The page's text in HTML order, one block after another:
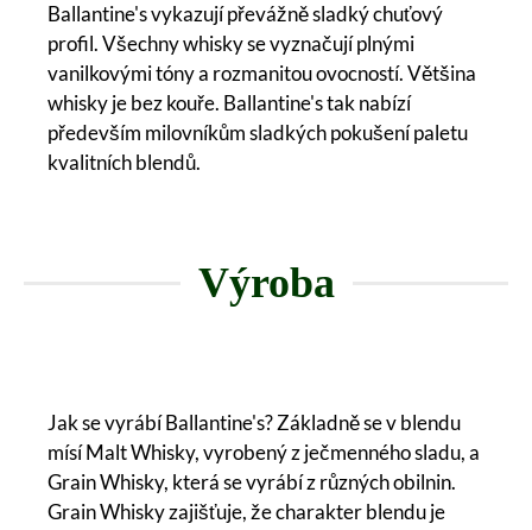
Ballantine's vykazují převážně sladký chuťový
profil. Všechny whisky se vyznačují plnými
vanilkovými tóny a rozmanitou ovocností. Většina
whisky je bez kouře. Ballantine's tak nabízí
především milovníkům sladkých pokušení paletu
kvalitních blendů.
Výroba
Jak se vyrábí Ballantine's? Základně se v blendu
mísí Malt Whisky, vyrobený z ječmenného sladu, a
Grain Whisky, která se vyrábí z různých obilnin.
Grain Whisky zajišťuje, že charakter blendu je